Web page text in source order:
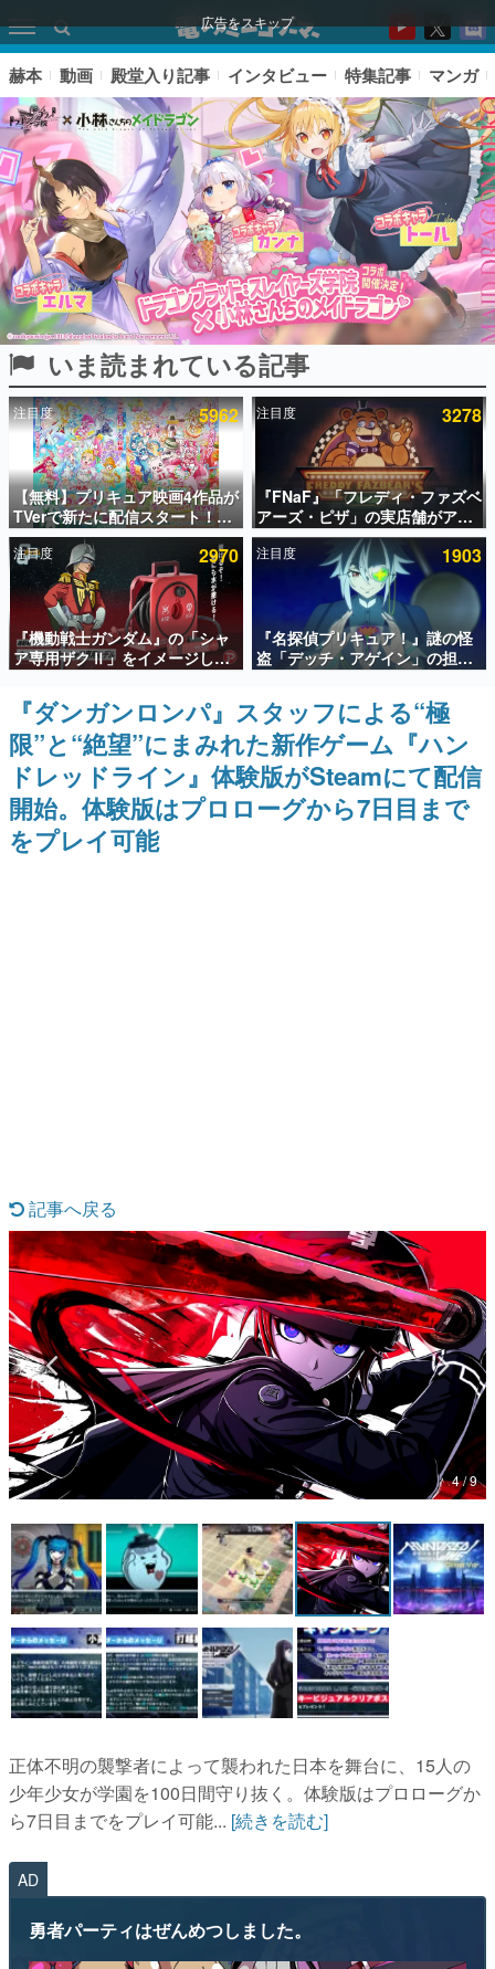
広告をスキップ
ピックアップ
電ファミのいま読まれている記事ランキング
アプリセール情報
インタビュー
連載・特集一覧
殿堂入り記事
SNS拡散数が数千以上！ ページビュー数万以上！ などな
ど。多くの人々に読まれた、電ファミ渾身の“殿堂入り”記
事をまとめました。
ゲームの企画書
名作ゲームクリエイターの方々に製作時のエピソードをお
聞きし、ヒットする企画（ゲーム）とは何か？を探ってい
きます。
赫本
この物語を解いてはいけない。『赫本』は、〈試験問題〉
の形をした短編ホラー小説集です。
なんでゲームは面白い？
ゲーム開発者・hamatsu氏がゲームの魅力を画面や操作の
具体的な形から解き明かしていく、硬派で骨太な評論連載
です。
ゲームが変えた日本語
「経験値」「裏技」「ラスボス」… ゲームにまつわる言葉
の起源や用法の変遷を、コンピューター文化史研究家・タ
イニーP氏が徹底調査。
カテゴリ
特集記事
マンガ
女性向け
アプリレビュー
その他
電ファミニコゲーマーとは？
運営：株式会社マレ
赫本 動画 殿堂入り記事 インタビュー 特集記事 マンガ
いま読まれている記事
注目度 5962
【無料】プリキュア映画4作品が
TVerで新たに配信スタート！な
んと2018年～2024年の映画ほぼ
すべてが見放題に、ぶっちゃけ
ありえないラインナップ
注目度 3278
『FNaF』「フレディ・ファズベ
アーズ・ピザ」の実店舗がアメ
リカの商業施設「American
Dream」に2027年オープン！
ScottGamesとの共同開発、食
事だけでなくステージショーや
没入型のホラー体験も楽しめる
注目度 2970
『機動戦士ガンダム』の「シャ
ア専用ザクⅡ」をイメージした
散水ホースリールが予約開始。
本体にはシャアのパーソナルマ
ークやジオン公国軍のエンブレ
ム、型式番号などを配置
注目度 1903
『名探偵プリキュア！』謎の怪
盗「デッチ・アゲイン」の担当
キャストは天﨑滉平さんと判
明。『Re:ゼロから始める異世
界生活』オットー役、『ヒプノ
シスマイク』山田三郎役など
『ダンガンロンパ』スタッフによる“極
限”と“絶望”にまみれた新作ゲーム『ハン
ドレッドライン』体験版がSteamにて配信
開始。体験版はプロローグから7日目まで
をプレイ可能
記事へ戻る
4 / 9
正体不明の襲撃者によって襲われた日本を舞台に、15人の
少年少女が学園を100日間守り抜く。体験版はプロローグか
ら7日目までをプレイ可能... [続きを読む]
AD
勇者パーティはぜんめつしました。